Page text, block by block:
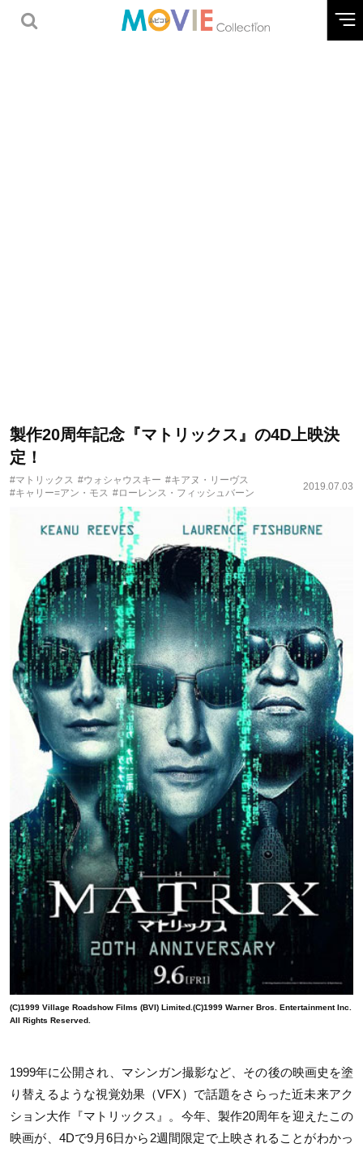
製作20周年記念『マトリックス』の4D上映決
定！
#マトリックス #ウォシャウスキー #キアヌ・リーヴス
#キャリー=アン・モス #ローレンス・フィッシュバーン
2019.07.03
(C)1999 Village Roadshow Films (BVI) Limited.(C)1999 Warner Bros. Entertainment Inc.
All Rights Reserved.
1999年に公開され、マシンガン撮影など、その後の映画史を塗
り替えるような視覚効果（VFX）で話題をさらった近未来アク
ション大作『マトリックス』。今年、製作20周年を迎えたこの
映画が、4Dで9月6日から2週間限定で上映されることがわかっ